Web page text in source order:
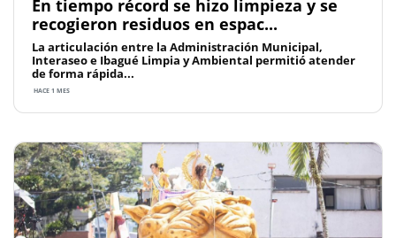
En tiempo récord se hizo limpieza y se
recogieron residuos en espac...
La articulación entre la Administración Municipal,
Interaseo e Ibagué Limpia y Ambiental permitió atender
de forma rápida...
HACE 1 MES